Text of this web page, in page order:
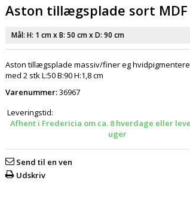
Aston tillægsplade sort MDF
Mål: H: 1 cmx B: 50 cmx D: 90 cm
Aston tillægsplade massiv/finer eg
med 2 stk L:50 B:90 H:1,8 cm
Varenummer:36967
Leveringstid:
Afhent i Fredericia om ca. 8 hverdage eller
uger
Send til en ven
Udskriv